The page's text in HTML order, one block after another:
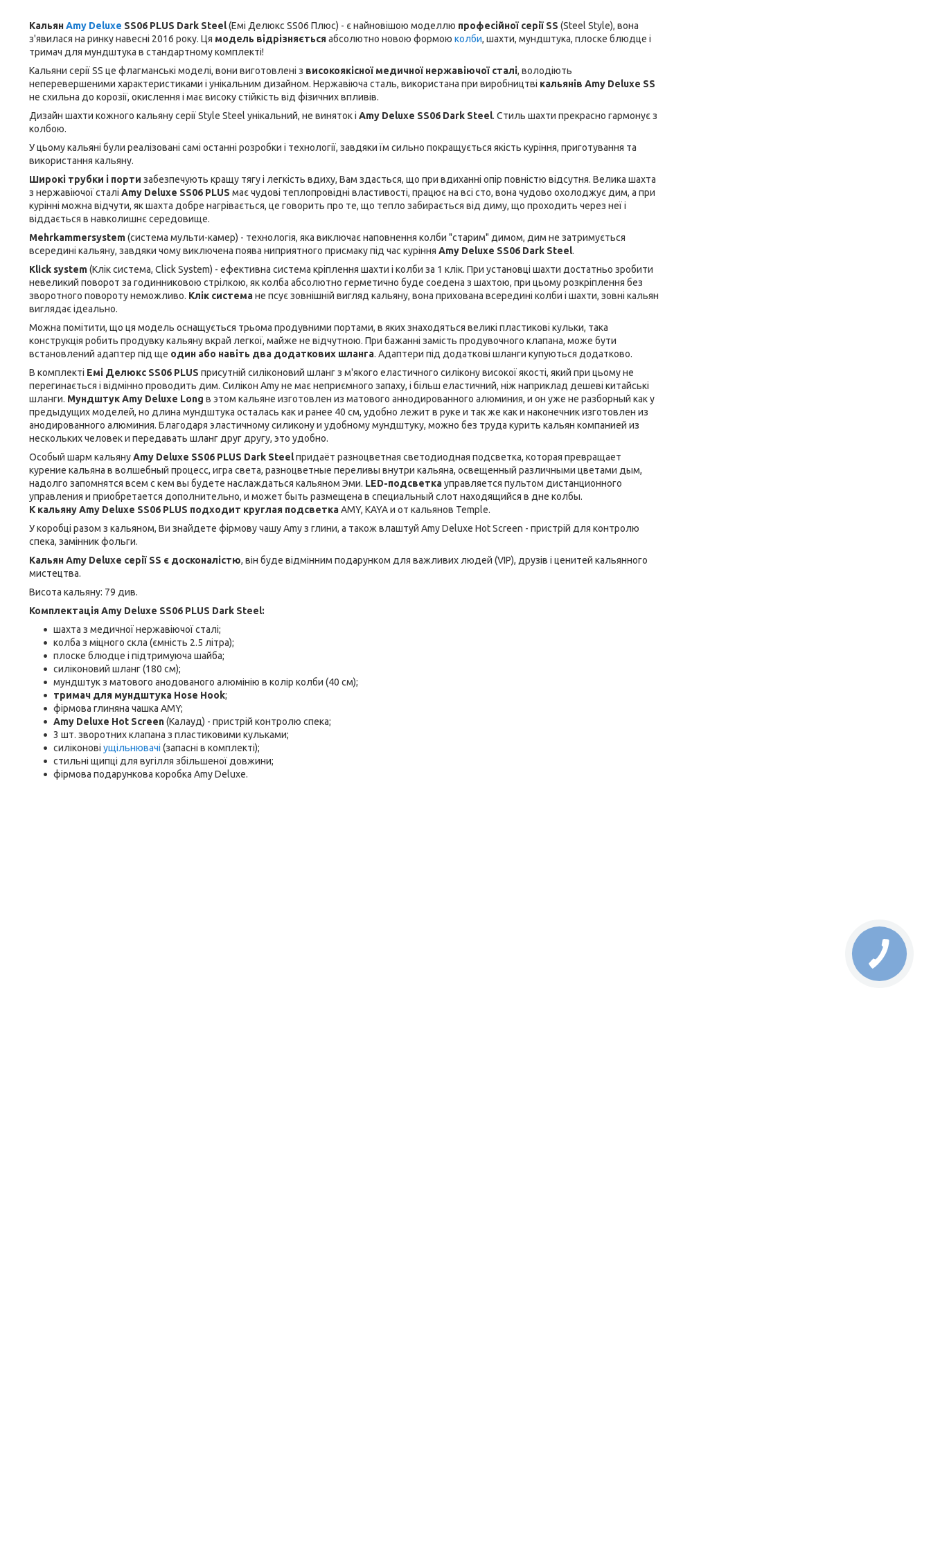
КальянAmy Deluxe SS06 PLUS Dark Steel(Емі Делюкс SS06 Плюс) - є найновішою моделлю професійної серії SS (Steel Style), вона
з'явилася на ринку навесні 2016 року. Ця модель відрізняєтьсяабсолютно новою формою колби, шахти, мундштука, плоске блюдце і
тримач для мундштука в стандартному комплекті!
Кальяни серії SS це флагманські моделі, вони виготовлені з високоякісної медичної нержавіючої сталі, володіють
неперевершеними характеристиками і унікальним дизайном. Нержавіюча сталь, використана при виробництві кальянів Amy Deluxe SS
не схильна до корозії, окислення і має високу стійкість від фізичних впливів.
Дизайн шахти кожного кальяну серії Style Steel унікальний, не виняток і Amy Deluxe SS06 Dark Steel. Стиль шахти прекрасно гармонує з
колбою.
У цьому кальяні були реалізовані самі останні розробки і технології, завдяки їм сильно покращується якість куріння, приготування та
використання кальяну.
Широкі трубки і порти забезпечують кращу тягу і легкість вдиху, Вам здасться, що при вдиханні опір повністю відсутня. Велика шахта
з нержавіючої сталі Amy Deluxe SS06 PLUS має чудові теплопровідні властивості, працює на всі сто, вона чудово охолоджує дим, а при
курінні можна відчути, як шахта добре нагрівається, це говорить про те, що тепло забирається від диму, що проходить через неї і
віддається в навколишнє середовище.
Mehrkammersystem(система мульти-камер) - технологія, яка виключає наповнення колби "старим" димом, дим не затримується
всередині кальяну, завдяки чому виключена поява ниприятного присмаку під час куріння Amy Deluxe SS06 Dark Steel.
Klick system(Клік система, Click System) - ефективна система кріплення шахти і колби за 1 клік. При установці шахти достатньо зробити
невеликий поворот за годинниковою стрілкою, як колба абсолютно герметично буде соедена з шахтою, при цьому розкріплення без
зворотного повороту неможливо. Клік системане псує зовнішній вигляд кальяну, вона прихована всередині колби і шахти, зовні кальян
виглядає ідеально.
Можна помітити, що ця модель оснащується трьома продувними портами, в яких знаходяться великі пластикові кульки, така
конструкція робить продувку кальяну вкрай легкої, майже не відчутною. При бажанні замість продувочного клапана, може бути
встановлений адаптер під ще один або навіть два додаткових шланга. Адаптери під додаткові шланги купуються додатково.
В комплекті Емі Делюкс SS06 PLUS присутній силіконовий шланг з м'якого еластичного силікону високої якості, який при цьому не
перегинається і відмінно проводить дим. Силікон Amy не має неприємного запаху, і більш еластичний, ніж наприклад дешеві китайські
шланги. Мундштук Amy Deluxe Long в этом кальяне изготовлен из матового аннодированного алюминия, и он уже не разборный как у
предыдущих моделей, но длина мундштука осталась как и ранее 40 см, удобно лежит в руке и так же как и наконечник изготовлен из
анодированного алюминия. Благодаря эластичному силикону и удобному мундштуку, можно без труда курить кальян компанией из
нескольких человек и передавать шланг друг другу, это удобно.
Особый шарм кальянуAmy Deluxe SS06 PLUS Dark Steelпридаёт разноцветная светодиодная подсветка, которая превращает
курение кальяна в волшебный процесс, игра света, разноцветные переливы внутри кальяна, освещенный различными цветами дым,
надолго запомнятся всем с кем вы будете наслаждаться кальяном Эми. LED-подсветкауправляется пультом дистанционного
управления и приобретается дополнительно, и может быть размещена в специальный слот находящийся в дне колбы.
К кальяну Amy Deluxe SS06 PLUS подходит круглая подсветкаAMY, KAYA и от кальянов Temple.
У коробці разом з кальяном, Ви знайдете фірмову чашу Amy з глини, а також влаштуй Amy Deluxe Hot Screen - пристрій для контролю
спека, замінник фольги.
Кальян Amy Deluxe серії SS є досконалістю, він буде відмінним подарунком для важливих людей (VIP), друзів і ценитей кальянного
мистецтва.
Висота кальяну: 79 див.
Комплектація Amy Deluxe SS06 PLUS Dark Steel:
шахта з медичної нержавіючої сталі;
колба з міцного скла (ємність 2.5 літра);
плоске блюдце і підтримуюча шайба;
силіконовий шланг (180 см);
мундштук з матового анодованого алюмінію в колір колби (40 см);
тримач для мундштука Hose Hook;
фірмова глиняна чашка AMY;
Amy Deluxe Hot Screen(Калауд) - пристрій контролю спека;
3 шт. зворотних клапана з пластиковими кульками;
силіконові ущільнювачі (запасні в комплекті);
стильні щипці для вугілля збільшеної довжини;
фірмова подарункова коробка Amy Deluxe.